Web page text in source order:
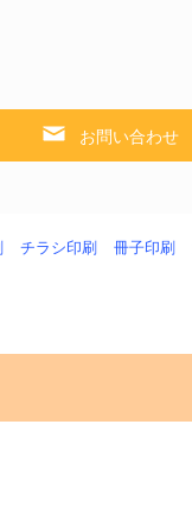
お問い合わせ
チラシ印刷 冊子印刷